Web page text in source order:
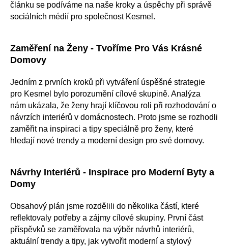
článku se podíváme na naše kroky a úspěchy při správě
sociálních médií pro společnost Kesmel.
Zaměření na Ženy - Tvoříme Pro Vás Krásné
Domovy
Jedním z prvních kroků při vytváření úspěšné strategie
pro Kesmel bylo porozumění cílové skupině. Analýza
nám ukázala, že ženy hrají klíčovou roli při rozhodování o
návrzích interiérů v domácnostech. Proto jsme se rozhodli
zaměřit na inspiraci a tipy speciálně pro ženy, které
hledají nové trendy a moderní design pro své domovy.
Návrhy Interiérů - Inspirace pro Moderní Byty a
Domy
Obsahový plán jsme rozdělili do několika částí, které
reflektovaly potřeby a zájmy cílové skupiny. První část
příspěvků se zaměřovala na výběr návrhů interiérů,
aktuální trendy a tipy, jak vytvořit moderní a stylový